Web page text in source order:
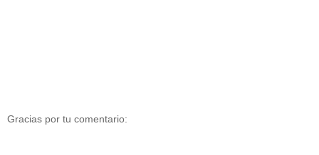
Gracias por tu comentario: